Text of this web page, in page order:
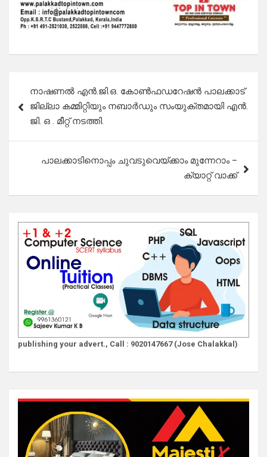
navigation
നാഷണൽ എൻ.ജി.ഒ. കോൺഫഡറേഷൻ പാലക്കാട്
ജില്ലാ കമ്മിറ്റിയും നബാർഡും സംയുക്തമായി എൻ.
ജി. ഒ . മീറ്റ് നടത്തി.
പാലക്കാടിനൊപ്പം ചുവടുവെയ്ക്കാം മുന്നേറാം –
ക്യാറ്റ് വാക്ക്
publishing your advert., Call : 9020147667 (Jose Chalakkal)